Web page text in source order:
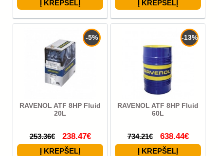
-5%
RAVENOL ATF 8HP Fluid
20L
253.36€ 238.47€
-13%
RAVENOL ATF 8HP Fluid
60L
734.21€ 638.44€